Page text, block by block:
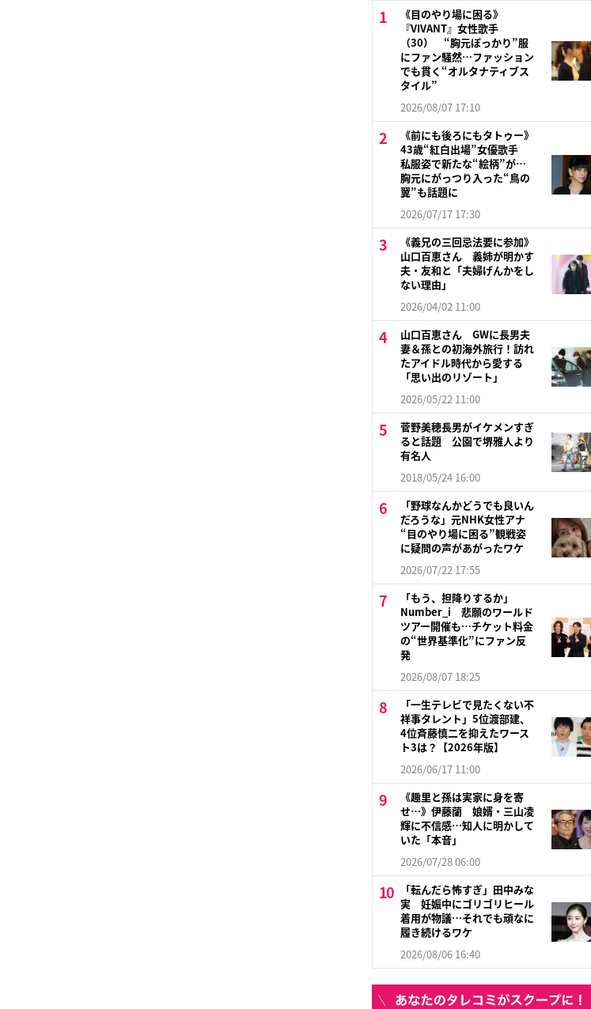
《目のやり場に困る》
『VIVANT』女性歌手
（30） “胸元ぽっかり”服
にファン騒然…ファッション
でも貫く“オルタナティブス
タイル”
2026/08/07 17:10
《前にも後ろにもタトゥー》
43歳“紅白出場”女優歌手
私服姿で新たな“絵柄”が…
胸元にがっつり入った“鳥の
翼”も話題に
2026/07/17 17:30
《義兄の三回忌法要に参加》
山口百恵さん 義姉が明かす
夫・友和と「夫婦げんかをし
ない理由」
2026/04/02 11:00
山口百恵さん GWに長男夫
妻＆孫との初海外旅行！訪れ
たアイドル時代から愛する
「思い出のリゾート」
2026/05/22 11:00
菅野美穂長男がイケメンすぎ
ると話題 公園で堺雅人より
有名人
2018/05/24 16:00
「野球なんかどうでも良いん
だろうな」元NHK女性アナ
“目のやり場に困る”観戦姿
に疑問の声があがったワケ
2026/07/22 17:55
「もう、担降りするか」
Number_i 悲願のワールド
ツアー開催も…チケット料金
の“世界基準化”にファン反
発
2026/08/07 18:25
「一生テレビで見たくない不
祥事タレント」5位渡部建、
4位斉藤慎二を抑えたワース
ト3は？【2026年版】
2026/06/17 11:00
《趣里と孫は実家に身を寄
せ…》伊藤蘭 娘婿・三山凌
輝に不信感…知人に明かして
いた「本音」
2026/07/28 06:00
「転んだら怖すぎ」田中みな
実 妊娠中にゴリゴリヒール
着用が物議…それでも頑なに
履き続けるワケ
2026/08/06 16:40